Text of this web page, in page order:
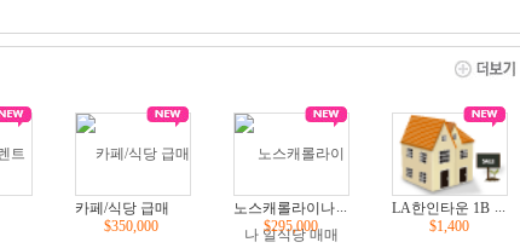
카페/식당 급매
$350,000
...
노스캐롤라이나
일식당 매매
$295,000
...
LA한인타운 1B
ed 아파트
$1,400